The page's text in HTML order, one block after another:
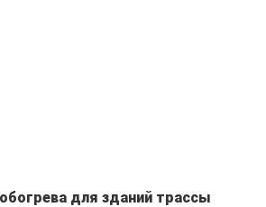
для зданий трассы